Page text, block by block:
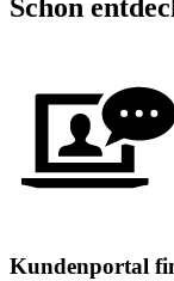
Schon
Kundenportal